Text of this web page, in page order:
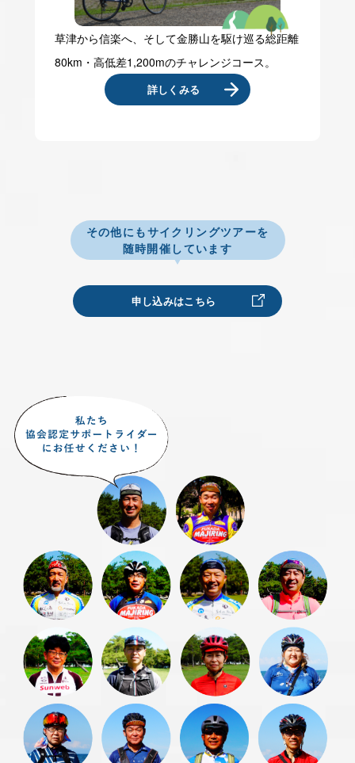
草津から信楽へ、そして金勝山を駆け巡る総距離
80km・高低差1,200mのチャレンジコース。
詳しくみる
その他にもサイクリングツアーを
随時開催しています
申し込みはこちら